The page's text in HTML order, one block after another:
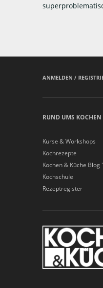
ANMELDEN /
RUND UMS KOCHEN
Kurse & Workshops
Kochrezepte
Kochen & Küche Blog
Kochschule
Rezeptregister